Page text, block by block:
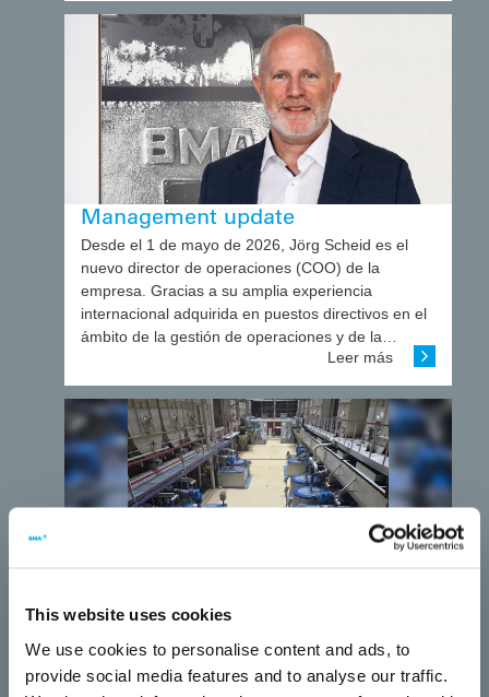
This website uses cookies
We use cookies to personalise content and ads, to
provide social media features and to analyse our traffic.
Management update
Desde el 1 de mayo de 2026, Jörg Scheid es el
nuevo director de operaciones (COO) de la
empresa. Gracias a su amplia experiencia
internacional adquirida en puestos directivos en el
ámbito de la gestión de operaciones y de la…
Leer más
estación de centrífugas
completamente con tecnología de
BMA